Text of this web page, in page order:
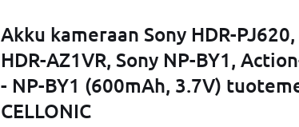
Akku kameraan Sony HDR-
HDR-AZ1VR, Sony NP-BY1,
- NP-BY1 (600mAh, 3.7V)
CELLONIC